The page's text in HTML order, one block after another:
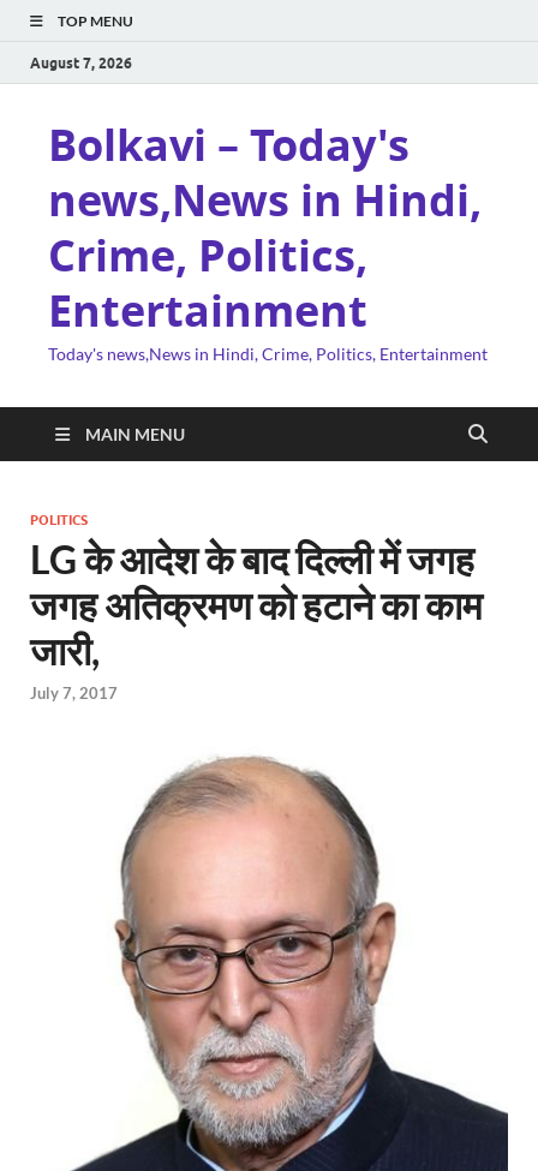
TOP MENU
August 7, 2026
Bolkavi – Today's
news,News in Hindi,
Crime, Politics,
Entertainment
Today's news,News in Hindi, Crime, Politics, Entertainment
MAIN MENU
POLITICS
LG के आदेश के बाद दिल्ली में जगह
जगह अतिक्रमण को हटाने का काम
जारी,
July 7, 2017